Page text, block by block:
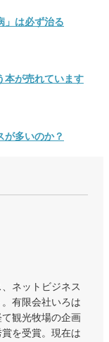
」は必ず治る
本が売れています
が多いのか？
ネットビジネス
有限会社いろは
観光牧場の企画
を受賞。現在は